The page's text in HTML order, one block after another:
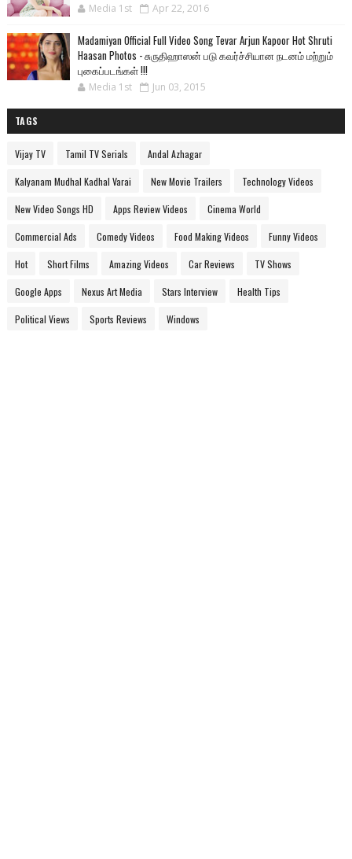
Media 1st Apr 22, 2016
Madamiyan Official Full Video Song Tevar Arjun Kapoor Hot Shruti
Haasan Photos - சுருதிஹாஸன் படு கவர்ச்சியான நடனம் மற்றும்
புகைப்படங்கள் !!!
Media 1st Jun 03, 2015
TAGS
Vijay TV Tamil TV Serials Andal Azhagar
Kalyanam Mudhal Kadhal Varai New Movie Trailers Technology Videos
New Video Songs HD Apps Review Videos Cinema World
Commercial Ads Comedy Videos Food Making Videos Funny Videos
Hot Short Films Amazing Videos Car Reviews TV Shows
Google Apps Nexus Art Media Stars Interview Health Tips
Political Views Sports Reviews Windows